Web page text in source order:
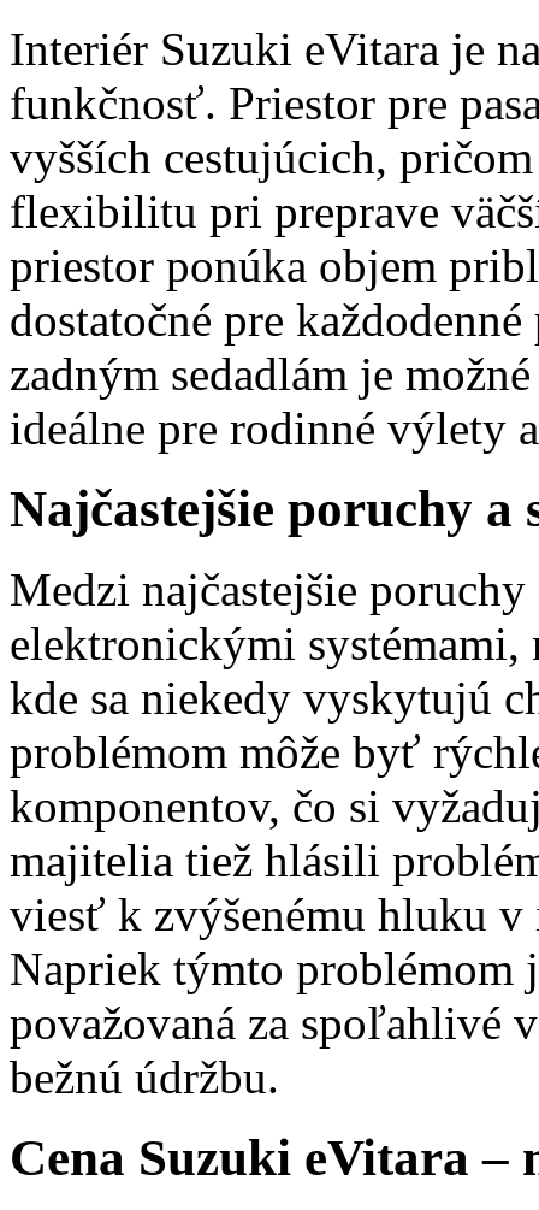
Interiér Suzuki eVitara je
funkčnosť. Priestor pre
vyšších cestujúcich,
flexibilitu pri preprave
priestor ponúka objem
dostatočné pre
zadným sedadlám je
ideálne pre rodinné výlety
Najčastejšie poruchy a
Medzi najčastejšie
elektronickými
kde sa niekedy vyskytujú
problémom môže byť
komponentov, čo si
majitelia tiež hlásili
viesť k zvýšenému hluku
Napriek týmto problémom
považovaná za spoľahlivé
bežnú údržbu.
Cena Suzuki eVitara –